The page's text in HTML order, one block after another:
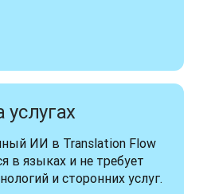
ИИ в Translation Flow
в языках и не требует
и сторонних услуг.